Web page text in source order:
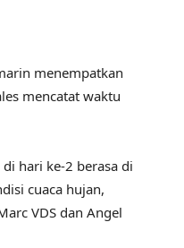
menempatkan
mencatat waktu
di hari ke-2 berasa di
cuaca hujan,
VDS dan Angel